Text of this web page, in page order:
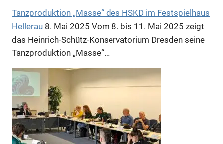
Anzeige
Tanzproduktion „Masse“ des HSKD im Festspielhaus
Hellerau 8. Mai 2025 Vom 8. bis 11. Mai 2025 zeigt
das Heinrich-Schütz-Konservatorium Dresden seine
Tanzproduktion „Masse“…